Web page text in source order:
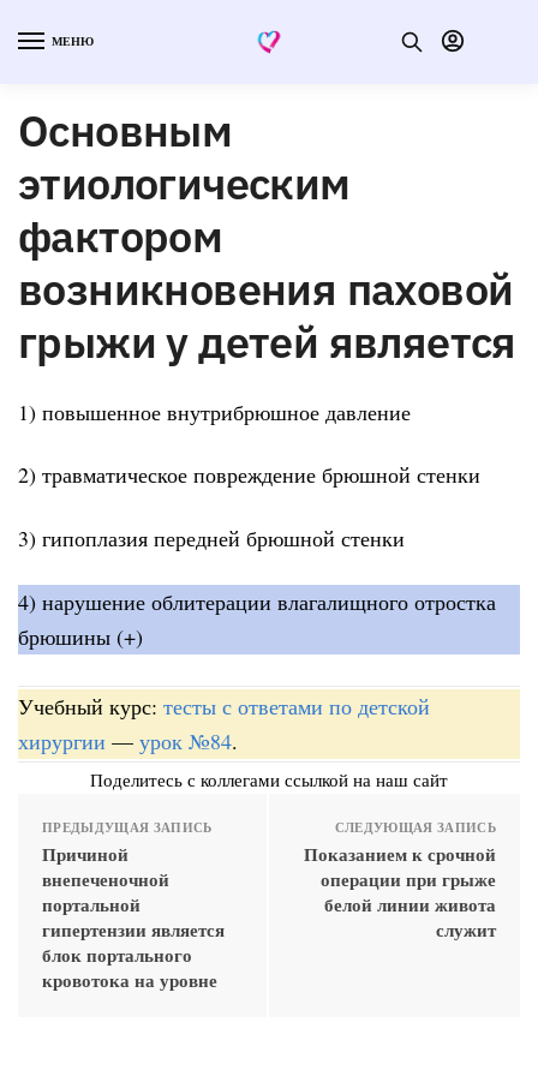
МЕНЮ
Основным
этиологическим
фактором
возникновения паховой
грыжи у детей является
1) повышенное внутрибрюшное давление
2) травматическое повреждение брюшной стенки
3) гипоплазия передней брюшной стенки
4) нарушение облитерации влагалищного отростка
брюшины (+)
Учебный курс: тесты с ответами по детской
хирургии — урок №84.
Поделитесь с коллегами ссылкой на наш сайт
ПРЕДЫДУЩАЯ ЗАПИСЬ
Причиной
внепеченочной
портальной
гипертензии является
блок портального
кровотока на уровне
СЛЕДУЮЩАЯ ЗАПИСЬ
Показанием к срочной
операции при грыже
белой линии живота
служит